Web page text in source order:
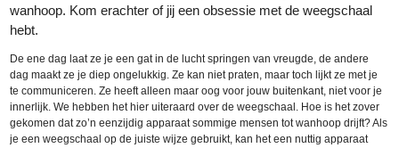
wanhoop. Kom erachter of jij een obsessie met de weegschaal
hebt.
De ene dag laat ze je een gat in de lucht springen van vreugde, de andere
dag maakt ze je diep ongelukkig. Ze kan niet praten, maar toch lijkt ze met je
te communiceren. Ze heeft alleen maar oog voor jouw buitenkant, niet voor je
innerlijk. We hebben het hier uiteraard over de weegschaal. Hoe is het zover
gekomen dat zo’n eenzijdig apparaat sommige mensen tot wanhoop drijft? Als
je een weegschaal op de juiste wijze gebruikt, kan het een nuttig apparaat